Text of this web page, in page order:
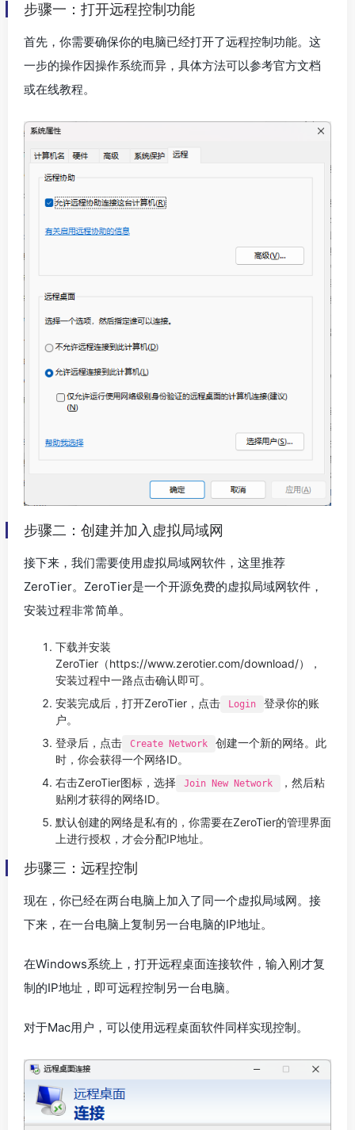
步骤一：打开远程控制功能
首先，你需要确保你的电脑已经打开了远程控制功能。这
一步的操作因操作系统而异，具体方法可以参考官方文档
或在线教程。
步骤二：创建并加入虚拟局域网
接下来，我们需要使用虚拟局域网软件，这里推荐
ZeroTier。ZeroTier是一个开源免费的虚拟局域网软件，
安装过程非常简单。
下载并安装
ZeroTier（https://www.zerotier.com/download/），
安装过程中一路点击确认即可。
安装完成后，打开ZeroTier，点击
Login
登录你的账
户。
登录后，点击
Create Network
创建一个新的网络。此
时，你会获得一个网络ID。
右击ZeroTier图标，选择
Join New Network
，然后粘
贴刚才获得的网络ID。
默认创建的网络是私有的，你需要在ZeroTier的管理界面
上进行授权，才会分配IP地址。
步骤三：远程控制
现在，你已经在两台电脑上加入了同一个虚拟局域网。接
下来，在一台电脑上复制另一台电脑的IP地址。
在Windows系统上，打开远程桌面连接软件，输入刚才复
制的IP地址，即可远程控制另一台电脑。
对于Mac用户，可以使用远程桌面软件同样实现控制。